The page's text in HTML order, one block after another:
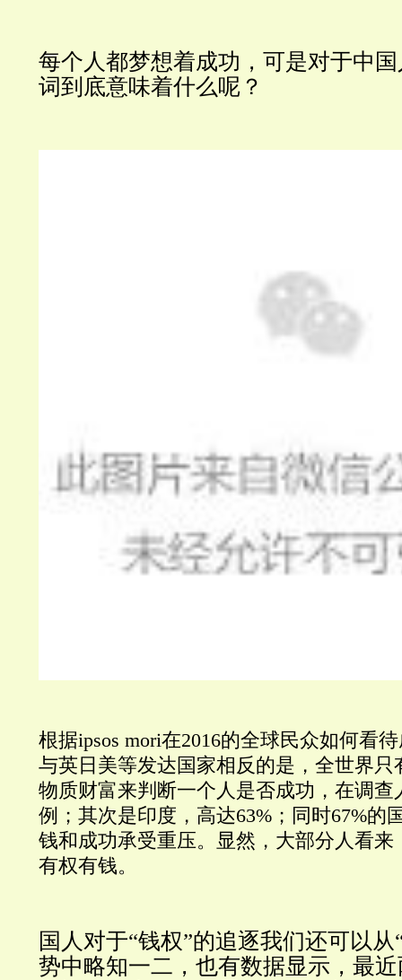
每个人都梦想着成功，可是对于中
词到底意味着什么呢？
根据ipsos mori在2016的全球民众如何看
与英日美等发达国家相反的是，全世界只
物质财富来判断一个人是否成功，在调查
例；其次是印度，高达63%；同时67%的
钱和成功承受重压。显然，大部分人看来
有权有钱。
国人对于“钱权”的追逐我们还可以从
势中略知一二，也有数据显示，最